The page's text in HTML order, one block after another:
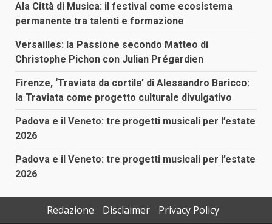
Ala Città di Musica: il festival come ecosistema
permanente tra talenti e formazione
Versailles: la Passione secondo Matteo di
Christophe Pichon con Julian Prégardien
Firenze, ‘Traviata da cortile’ di Alessandro Baricco:
la Traviata come progetto culturale divulgativo
Padova e il Veneto: tre progetti musicali per l’estate
2026
Padova e il Veneto: tre progetti musicali per l’estate
2026
Redazione Disclaimer Privacy Policy